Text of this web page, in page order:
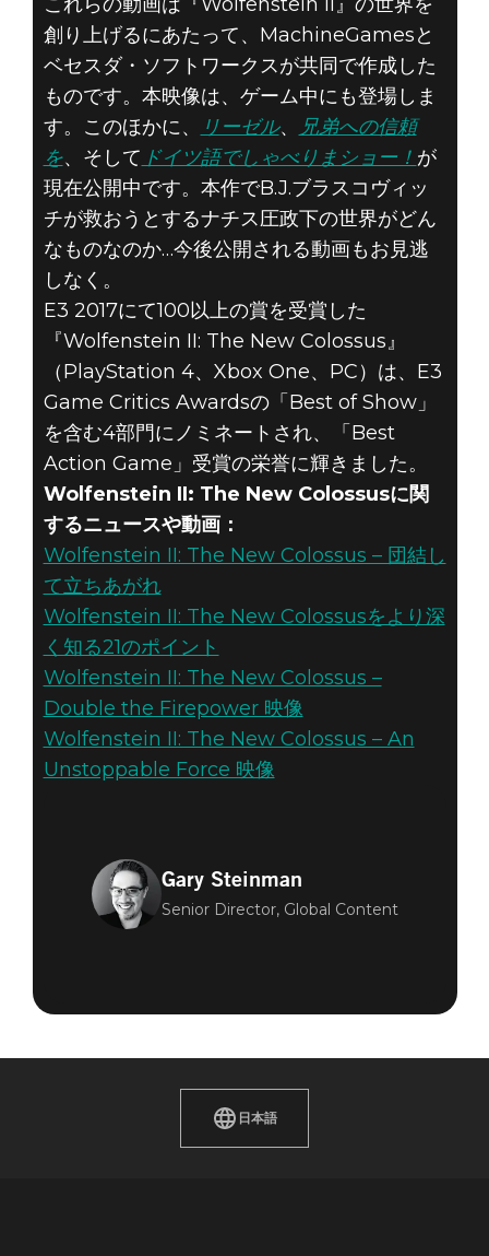
創り上げるにあたって、MachineGamesと
ベセスダ・ソフトワークスが共同で作成した
ものです。本映像は、ゲーム中にも登場しま
す。このほかに、
リーゼル、
兄弟への信頼
を、そして ドイツ語でしゃべりまショー！ が
現在公開中です。本作でB.J.ブラスコヴィッ
チが救おうとするナチス圧政下の世界がどん
なものなのか…今後公開される動画もお見逃
しなく。
E3 2017にて100以上の賞を受賞した
『Wolfenstein II: The New Colossus』
（PlayStation 4、Xbox One、PC）は、E3
Game Critics Awardsの「Best of Show」
を含む4部門にノミネートされ、「Best
Action Game」受賞の栄誉に輝きました。
Wolfenstein II: The New Colossusに関
するニュースや動画：
Wolfenstein II: The New Colossus – 団結し
て立ちあがれ
Wolfenstein II: The New Colossusをより深
く知る21のポイント
Wolfenstein II: The New Colossus –
Double the Firepower 映像
Wolfenstein II: The New Colossus – An
Unstoppable Force 映像
Gary Steinman
Senior Director, Global Content
日本語